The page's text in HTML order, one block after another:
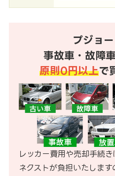
プジョ
事故車・故障
原則0円以上で
レッカー費用や売却手続
ネクストが負担いたしま